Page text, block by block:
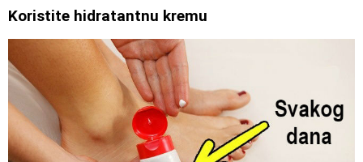
Koristite hidratantnu kremu